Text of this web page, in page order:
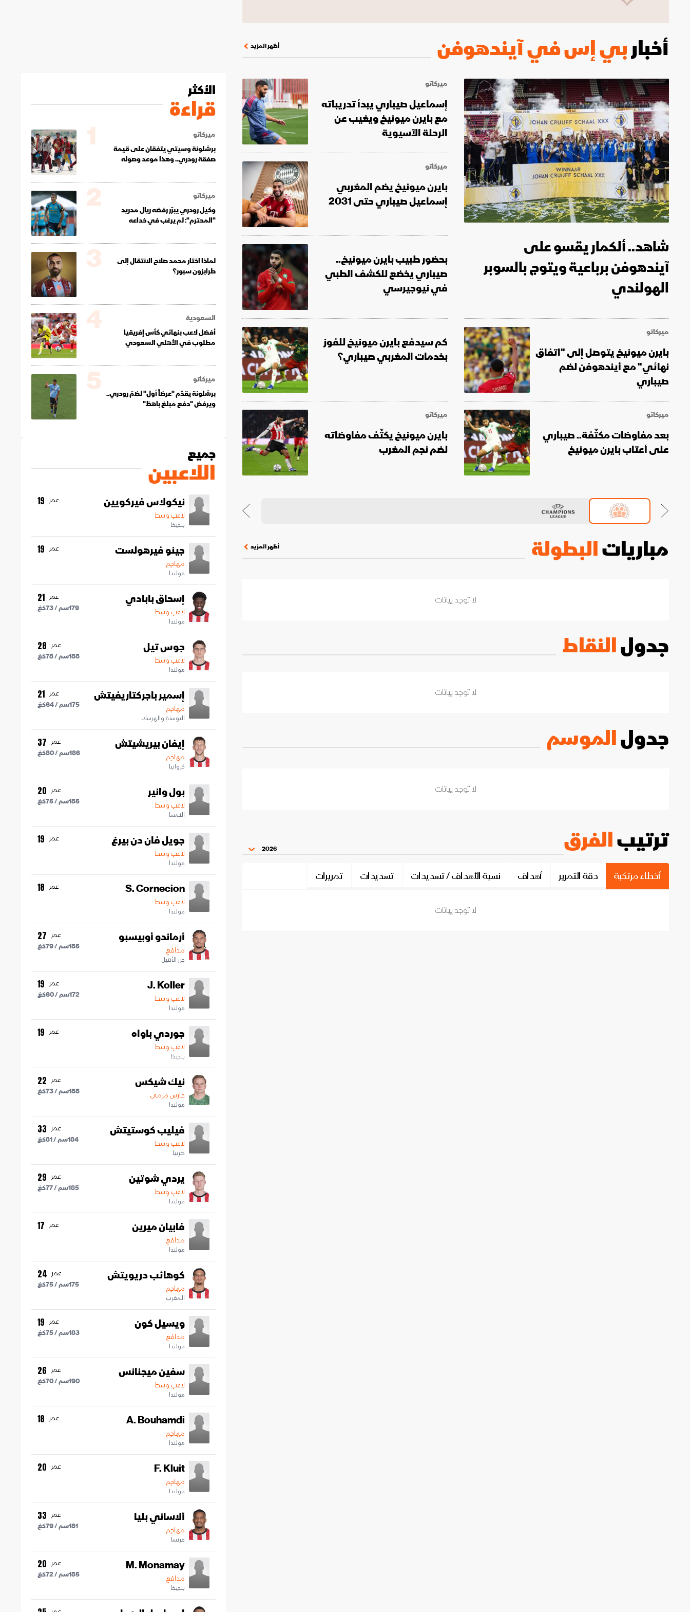
أخباربي إس في آيندهوفن أظهر المزيد
شاهد.. ألكمار يقسو على
آيندهوفن برباعية ويتوج بالسوبر
الهولندي
ميركاتو
إسماعيل صيباري يبدأ تدريباته
مع بايرن ميونيخ ويغيب عن
الرحلة الآسيوية
ميركاتو
بايرن ميونيخ يضم المغربي
إسماعيل صيباري حتى 2031
بحضور طبيب بايرن ميونيخ..
صيباري يخضع للكشف الطبي
في نيوجيرسي
ميركاتو
بايرن ميونيخ يتوصل إلى "اتفاق
نهائي" مع أيندهوفن لضم
صيباري
كم سيدفع بايرن ميونيخ للفوز
بخدمات المغربي صيباري؟
ميركاتو
بعد مفاوضات مكثّفة.. صيباري
على أعتاب بايرن ميونيخ
ميركاتو
بايرن ميونيخ يكثّف مفاوضاته
لضم نجم المغرب
مبارياتالبطولة أظهر المزيد
لا توجد بيانات
جدولالنقاط
لا توجد بيانات
جدولالموسم
لا توجد بيانات
ترتيبالفرق 2026
أخطاء مرتكبة دقة التمرير أهداف نسبة الأهداف / تسديدات تسديدات تمريرات
لا توجد بيانات
الأكثر
قراءة
ميركاتو
برشلونة وسيتي يتفقان على قيمة
صفقة رودري.. وهذا موعد وصوله
1
ميركاتو
وكيل رودري يبرّر رفضه ريال مدريد
"المحترم": لم يرغب في خداعه
2
لماذا اختار محمد صلاح الانتقال إلى
طرابزون سبور؟
3
السعودية
أفضل لاعب بنهائي كأس إفريقيا
مطلوب في الأهلي السعودي
4
ميركاتو
برشلونة يقدّم "عرضاً أول" لضمّ رودري..
ويرفض "دفع مبلغ باهظ"
5
جميع
اللاعبين
نيكولاس فيركويين
لاعب وسط
بلجيكا
عمر 19
جينو فيرهولست
مهاجم
هولندا
عمر 19
إسحاق بابادي
لاعب وسط
هولندا
عمر 21
179سم /73كغ
جوس تيل
لاعب وسط
هولندا
عمر 28
188سم /78كغ
إسمير باجركتاريفيتش
مهاجم
البوسنة والهرسك
عمر 21
175سم /64كغ
إيفان بيريشيتش
مهاجم
كرواتيا
عمر 37
186سم /80كغ
بول وانير
لاعب وسط
النمسا
عمر 20
185سم /75كغ
جويل فان دن بيرغ
لاعب وسط
هولندا
عمر 19
S. Cornecion
لاعب وسط
هولندا
عمر 18
أرماندو أوبيسبو
مدافع
جزر الأنتيل
عمر 27
185سم /79كغ
J. Koller
لاعب وسط
هولندا
عمر 19
172سم /60كغ
جوردي باواه
لاعب وسط
بلجيكا
عمر 19
نيك شيكس
حارس مرمى
هولندا
عمر 22
188سم /73كغ
فيليب كوستيتش
لاعب وسط
صربيا
عمر 33
184سم /81كغ
يردي شوتين
لاعب وسط
هولندا
عمر 29
185سم /77كغ
فابيان ميرين
مدافع
هولندا
عمر 17
كوهائب دريويتش
مهاجم
المغرب
عمر 24
175سم /75كغ
ويسيل كون
مدافع
هولندا
عمر 19
183سم /75كغ
سفين ميجنانس
لاعب وسط
هولندا
عمر 26
190سم /70كغ
A. Bouhamdi
مهاجم
هولندا
عمر 18
F. Kluit
مهاجم
هولندا
عمر 20
ألاساني بليا
مهاجم
فرنسا
عمر 33
181سم /79كغ
M. Monamay
مدافع
بلجيكا
عمر 20
185سم /72كغ